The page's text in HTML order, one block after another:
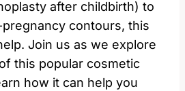
after childbirth) to
contours, this
Join us as we explore
this popular cosmetic
how it can help you